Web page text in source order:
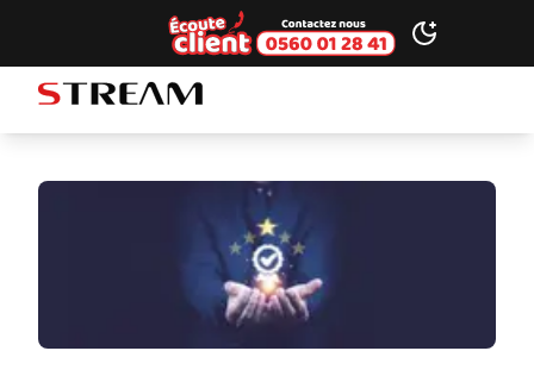
Ecoute client Toggle dark
STREAM brand logo